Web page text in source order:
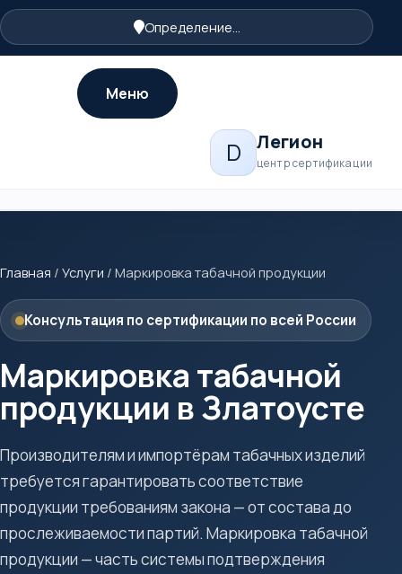
Определение...
D Легион
центр сертификации
Меню
Главная / Услуги / Маркировка табачной продукции
Консультация по сертификации по всей России
Маркировка табачной
продукции в Златоусте
Производителям и импортёрам табачных изделий
требуется гарантировать соответствие
продукции требованиям закона — от состава до
прослеживаемости партий. Маркировка табачной
продукции — часть системы подтверждения